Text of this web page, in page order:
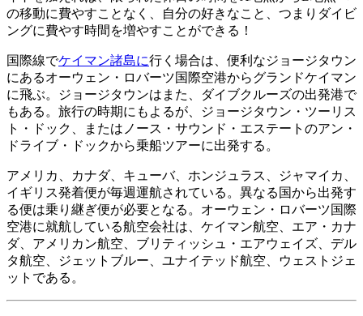
の移動に費やすことなく、自分の好きなこと、つまりダイビ
ングに費やす時間を増やすことができる！
国際線でケイマン諸島に行く場合は、便利なジョージタウン
にあるオーウェン・ロバーツ国際空港からグランドケイマン
に飛ぶ。ジョージタウンはまた、ダイブクルーズの出発港で
もある。旅行の時期にもよるが、ジョージタウン・ツーリス
ト・ドック、またはノース・サウンド・エステートのアン・
ドライブ・ドックから乗船ツアーに出発する。
アメリカ、カナダ、キューバ、ホンジュラス、ジャマイカ、
イギリス発着便が毎週運航されている。異なる国から出発す
る便は乗り継ぎ便が必要となる。オーウェン・ロバーツ国際
空港に就航している航空会社は、ケイマン航空、エア・カナ
ダ、アメリカン航空、ブリティッシュ・エアウェイズ、デル
タ航空、ジェットブルー、ユナイテッド航空、ウェストジェ
ットである。